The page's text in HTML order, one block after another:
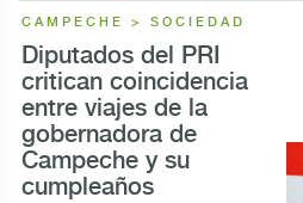
CAMPECHE > SOCIEDAD
Diputados del PRI
critican coincidencia
entre viajes de la
gobernadora de
Campeche y su
cumpleaños